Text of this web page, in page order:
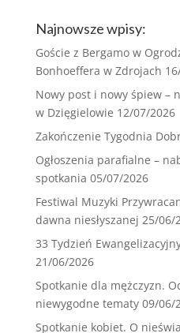
Najnowsze wpisy:
Goście z Bergamo w
Bonhoeffera w Zdrojach
Nowy post i nowy śpiew –
w Dzięgielowie 12/07/2026
Zakończenie Tygodnia
Ogłoszenia parafialne –
spotkania 05/07/2026
Festiwal Muzyki
dawna niesłyszanej 25/06/
33 Tydzień
21/06/2026
Spotkanie dla mężczyzn.
niewygodne tematy 09/06/
Spotkanie kobiet. O